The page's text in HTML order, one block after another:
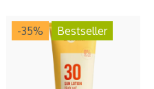
-35% Bestseller